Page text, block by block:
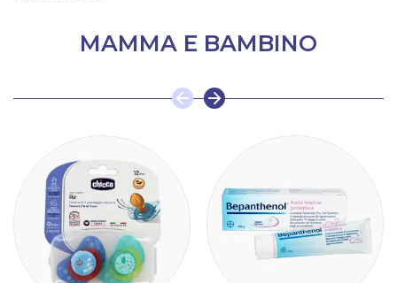
MAMMA E BAMBINO